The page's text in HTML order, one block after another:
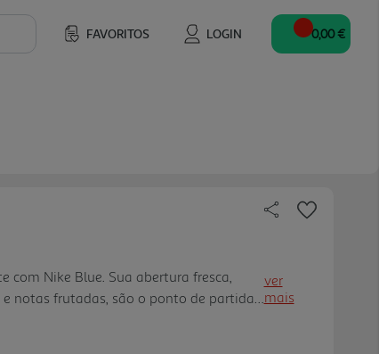
FAVORITOS LOGIN 0,00 €
com Nike Blue. Sua abertura fresca,
notas frutadas, são o ponto de partida
e elegante à medida que a íris e a
ver
mais